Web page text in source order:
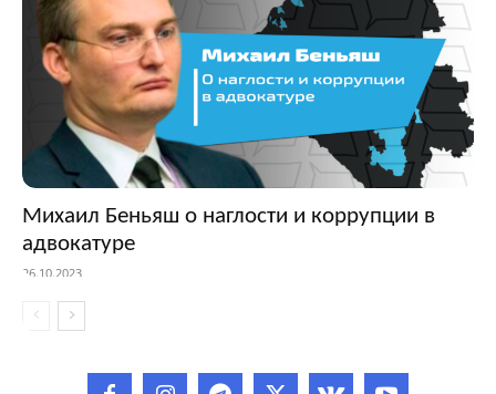
Михаил Беньяш о наглости и коррупции в
адвокатуре
26.10.2023